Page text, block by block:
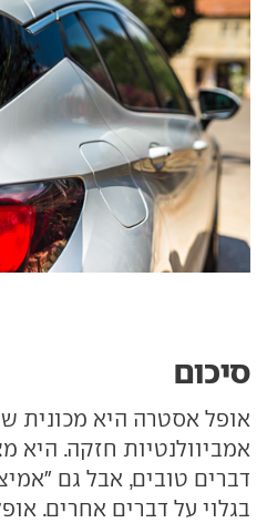
סיכום
אופל אסטרה היא מכונית
אמביוולנטיות חזקה. היא
דברים טובים, אבל גם
בגלוי על דברים אחרים.